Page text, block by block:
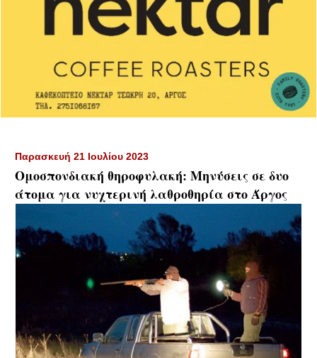
Παρασκευή 21 Ιουλίου 2023
Ομοσπονδιακή θηροφυλακή: Μηνύσεις σε δυο
άτομα για νυχτερινή λαθροθηρία στο Άργος